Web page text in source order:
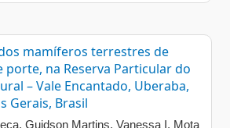
mamíferos terrestres de
porte, na Reserva Particular do
– Vale Encantado, Uberaba,
Gerais, Brasil
Guidson Martins, Vanessa I. Mota